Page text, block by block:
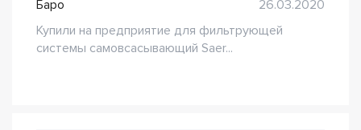
Баро
26.03.2020
Купили на предприятие для фильтрующей
системы самовсасывающий Saer...